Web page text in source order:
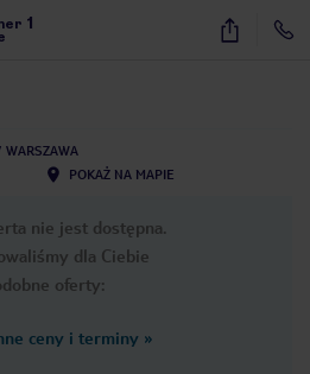
1 40
WARSZAWA
POKAŻ NA MAPIE
nie jest dostępna.
dla Ciebie
oferty:
ceny i terminy »